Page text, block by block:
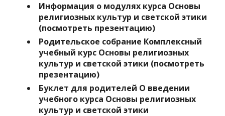
Информация о модулях курса Основы
религиозных культур и светской этики
(посмотреть презентацию)
Родительское собрание Комплексный
учебный курс Основы религиозных
культур и светской этики (посмотреть
презентацию)
Буклет для родителей О введении
учебного курса Основы религиозных
культур и светской этики